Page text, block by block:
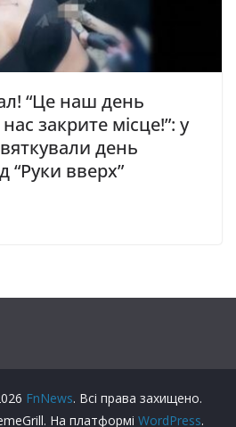
“Цe нaш дeнь
зaкpитe мicцe!”: у
дeнь
“Руки ввepx”
FnNews. Всі права захищено.
На платформі WordPress.